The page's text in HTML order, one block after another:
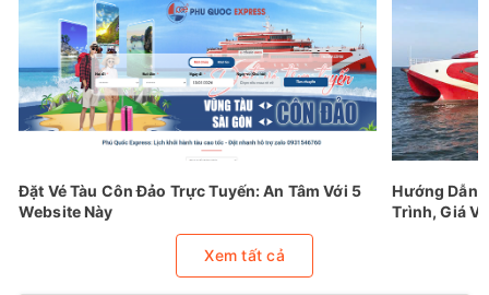
Đặt Vé Tàu Côn Đảo Trực Tuyến: An Tâm Với 5
Website Này
Hướng Dẫn
Trình, Giá Vé
Xem tất cả